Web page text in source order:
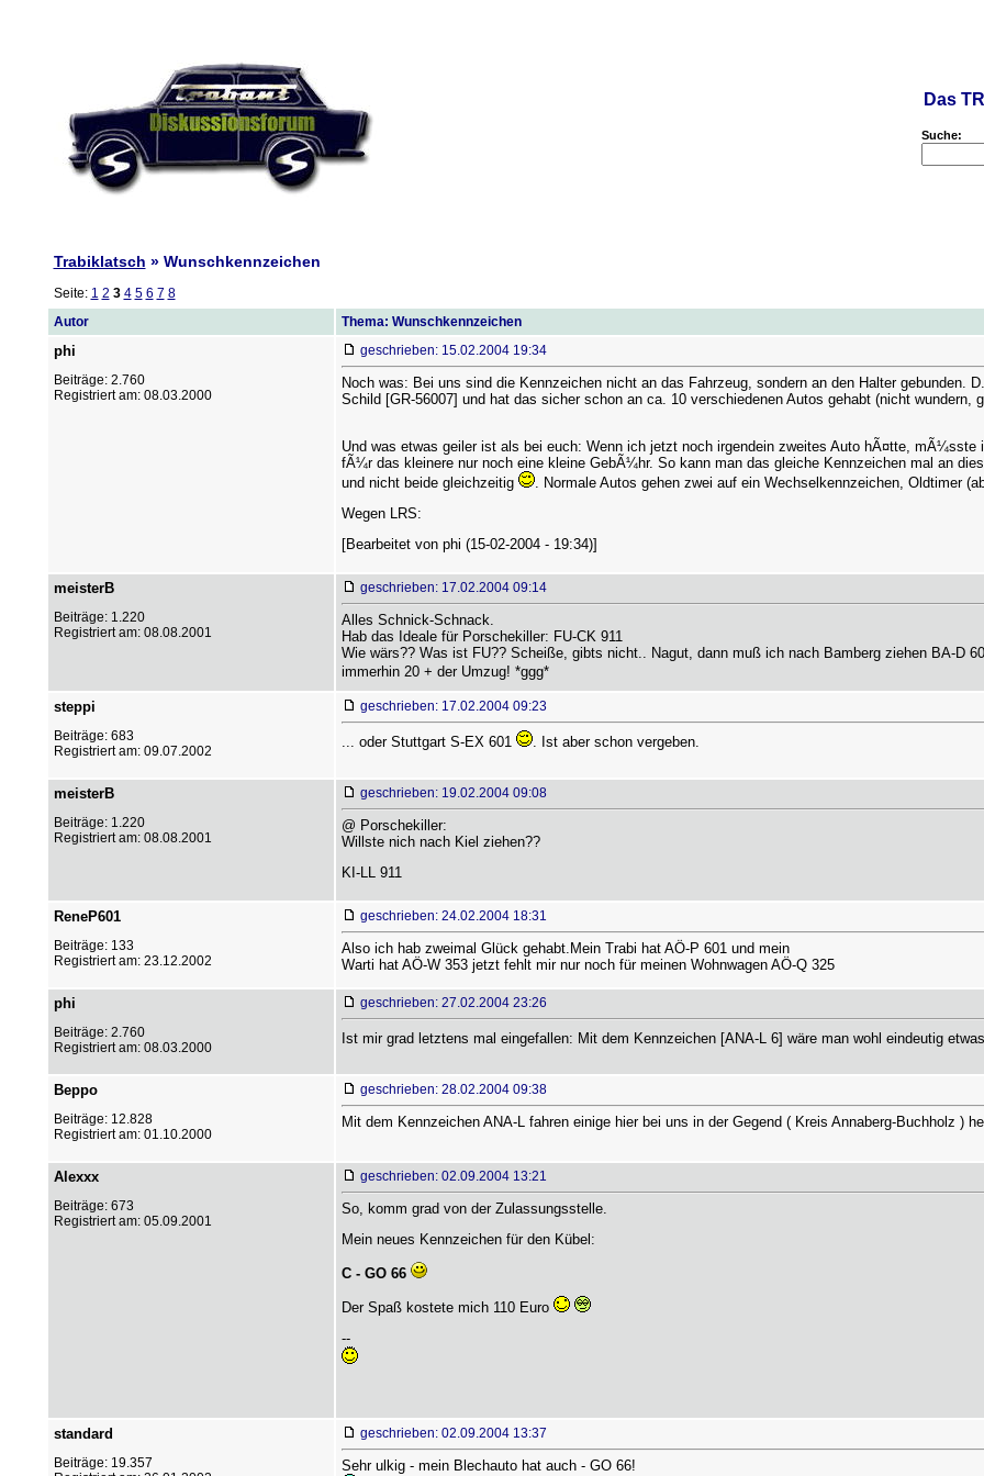
Das
Suche:
Trabiklatsch » Wunschkennzeichen
Seite: 1 2 3 4 5 6 7 8
Autor
Thema: Wunschkennzeichen
phi
Beiträge: 2.760
Registriert am: 08.03.2000
geschrieben: 15.02.2004 19:34
Noch was: Bei uns sind die Kennzeichen nicht an das Fahrzeug, sondern an den Halter gebunden.
Schild [GR-56007] und hat das sicher schon an ca. 10 verschiedenen Autos gehabt (nicht
Und was etwas geiler ist als bei euch: Wenn ich jetzt noch irgendein zweites Auto hÃ¤tte,
fÃ¼r das kleinere nur noch eine kleine GebÃ¼hr. So kann man das gleiche Kennzeichen mal an
und nicht beide gleichzeitig
. Normale Autos gehen zwei auf ein Wechselkennzeichen, Oldtimer
Wegen LRS:
[Bearbeitet von phi (15-02-2004 - 19:34)]
meisterB
Beiträge: 1.220
Registriert am: 08.08.2001
geschrieben: 17.02.2004 09:14
Alles Schnick-Schnack.
Hab das Ideale für Porschekiller: FU-CK 911
Wie wärs?? Was ist FU?? Scheiße, gibts nicht.. Nagut, dann muß ich nach Bamberg ziehen BA-D
immerhin 20 + der Umzug! *ggg*
steppi
Beiträge: 683
Registriert am: 09.07.2002
geschrieben: 17.02.2004 09:23
... oder Stuttgart S-EX 601 . Ist aber schon vergeben.
meisterB
Beiträge: 1.220
Registriert am: 08.08.2001
geschrieben: 19.02.2004 09:08
@ Porschekiller:
Willste nich nach Kiel ziehen??
KI-LL 911
ReneP601
Beiträge: 133
Registriert am: 23.12.2002
geschrieben: 24.02.2004 18:31
Also ich hab zweimal Glück gehabt.Mein Trabi hat AÖ-P 601 und mein
Warti hat AÖ-W 353 jetzt fehlt mir nur noch für meinen Wohnwagen AÖ-Q 325
phi
Beiträge: 2.760
Registriert am: 08.03.2000
geschrieben: 27.02.2004 23:26
Ist mir grad letztens mal eingefallen: Mit dem Kennzeichen [ANA-L 6] wäre man wohl eindeutig
Beppo
Beiträge: 12.828
Registriert am: 01.10.2000
geschrieben: 28.02.2004 09:38
Mit dem Kennzeichen ANA-L fahren einige hier bei uns in der Gegend ( Kreis Annaberg-Buchholz )
Alexxx
Beiträge: 673
Registriert am: 05.09.2001
geschrieben: 02.09.2004 13:21
So, komm grad von der Zulassungsstelle.
Mein neues Kennzeichen für den Kübel:
C - GO 66
Der Spaß kostete mich 110 Euro
--
standard
Beiträge: 19.357
geschrieben: 02.09.2004 13:37
Sehr ulkig - mein Blechauto hat auch - GO 66!